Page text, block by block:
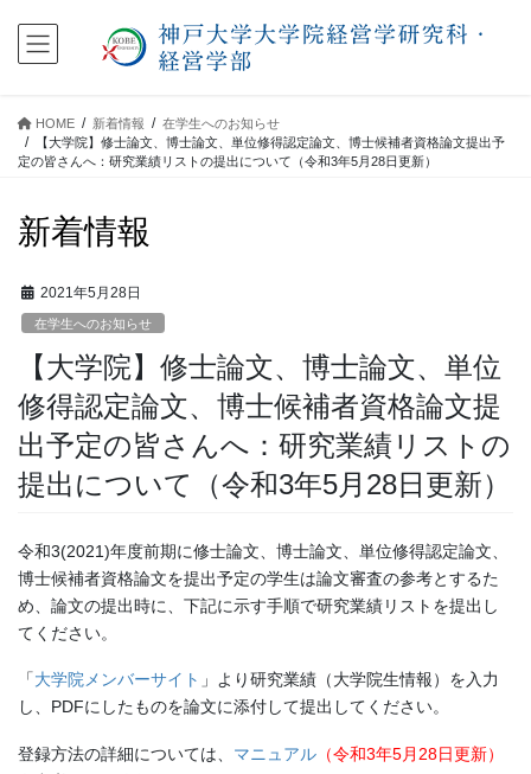
HOME 新着情報
在学生へのお知らせ
【大学院】修士論文、博士論文、単位修得認定論文、博士候補者資格論文提出予
定の皆さんへ：研究業績リストの提出について（令和3年5月28日更新）
新着情報
2021年5月28日
在学生へのお知らせ
【大学院】修士論文、博士論文、単位
修得認定論文、博士候補者資格論文提
出予定の皆さんへ：研究業績リストの
提出について（令和3年5月28日更新）
令和3(2021)年度前期に修士論文、博士論文、単位修得認定論文、
博士候補者資格論文を提出予定の学生は論文審査の参考とするた
め、論文の提出時に、下記に示す手順で研究業績リストを提出し
てください。
「大学院メンバーサイト 」より研究業績（大学院生情報）を入力
し、PDFにしたものを論文に添付して提出してください。
登録方法の詳細については、 マニュアル （令和3年5月28日更新）